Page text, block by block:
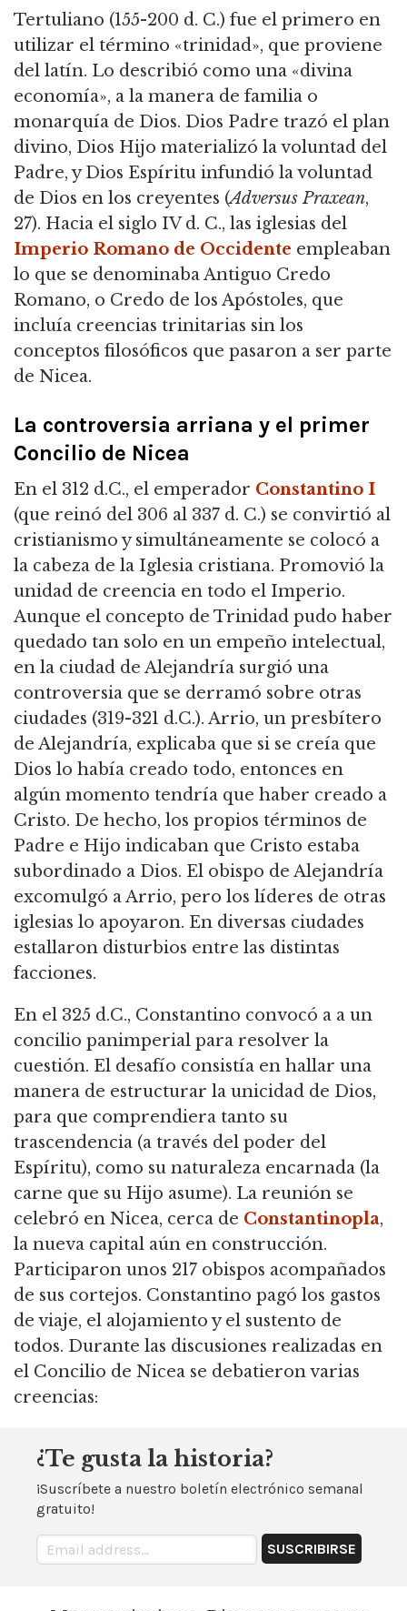
Tertuliano (155-200 d. C.) fue el primero en
utilizar el término «trinidad», que proviene
del latín. Lo describió como una «divina
economía», a la manera de familia o
monarquía de Dios. Dios Padre trazó el plan
divino, Dios Hijo materializó la voluntad del
Padre, y Dios Espíritu infundió la voluntad
de Dios en los creyentes (Adversus Praxean,
27). Hacia el siglo IV d. C., las iglesias del
Imperio Romano de Occidente empleaban
lo que se denominaba Antiguo Credo
Romano, o Credo de los Apóstoles, que
incluía creencias trinitarias sin los
conceptos filosóficos que pasaron a ser parte
de Nicea.
La controversia arriana y el primer
Concilio de Nicea
En el 312 d.C., el emperador Constantino I
(que reinó del 306 al 337 d. C.) se convirtió al
cristianismo y simultáneamente se colocó a
la cabeza de la Iglesia cristiana. Promovió la
unidad de creencia en todo el Imperio.
Aunque el concepto de Trinidad pudo haber
quedado tan solo en un empeño intelectual,
en la ciudad de Alejandría surgió una
controversia que se derramó sobre otras
ciudades (319-321 d.C.). Arrio, un presbítero
de Alejandría, explicaba que si se creía que
Dios lo había creado todo, entonces en
algún momento tendría que haber creado a
Cristo. De hecho, los propios términos de
Padre e Hijo indicaban que Cristo estaba
subordinado a Dios. El obispo de Alejandría
excomulgó a Arrio, pero los líderes de otras
iglesias lo apoyaron. En diversas ciudades
estallaron disturbios entre las distintas
facciones.
En el 325 d.C., Constantino convocó a a un
concilio panimperial para resolver la
cuestión. El desafío consistía en hallar una
manera de estructurar la unicidad de Dios,
para que comprendiera tanto su
trascendencia (a través del poder del
Espíritu), como su naturaleza encarnada (la
carne que su Hijo asume). La reunión se
celebró en Nicea, cerca de Constantinopla,
la nueva capital aún en construcción.
Participaron unos 217 obispos acompañados
de sus cortejos. Constantino pagó los gastos
de viaje, el alojamiento y el sustento de
todos. Durante las discusiones realizadas en
el Concilio de Nicea se debatieron varias
creencias:
¿Te gusta la historia?
¡Suscríbete a nuestro boletín electrónico semanal
gratuito!